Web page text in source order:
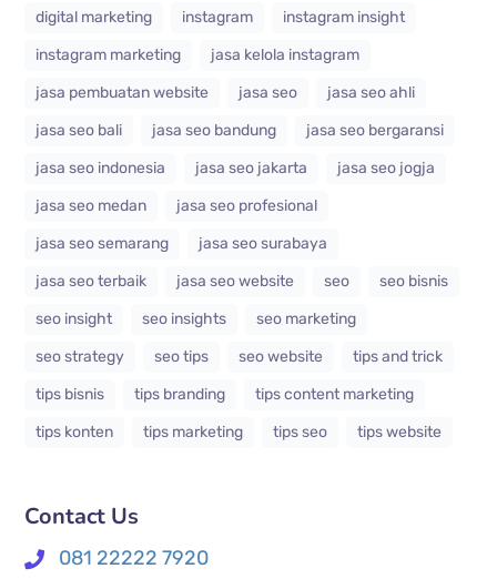
digital marketing
instagram
instagram insight
instagram marketing
jasa kelola instagram
jasa pembuatan website
jasa seo
jasa seo ahli
jasa seo bali
jasa seo bandung
jasa seo bergaransi
jasa seo indonesia
jasa seo jakarta
jasa seo jogja
jasa seo medan
jasa seo profesional
jasa seo semarang
jasa seo surabaya
jasa seo terbaik
jasa seo website seo
seo bisnis
seo insight
seo insights
seo marketing
seo strategy
seo tips seo website
tips and trick
tips bisnis
tips branding
tips content marketing
tips konten
tips marketing tips seo tips website
Contact Us
081 22222 7920